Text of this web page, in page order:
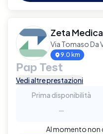
Zeta Medica
Via Tomaso Da
9.0 km
Pap Test
Vedi altre prestazioni
Prima disponibilità
-
Al momento non